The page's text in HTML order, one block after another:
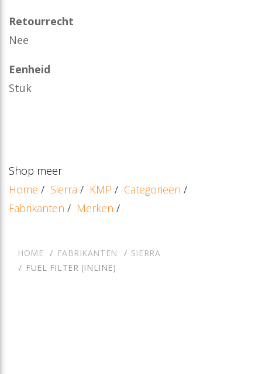
Retourrecht
Nee
Eenheid
Stuk
Shop meer
Home / Sierra / KMP / Categorieën /
Fabrikanten / Merken /
HOME FABRIKANTEN
SIERRA
FUEL FILTER (INLINE)